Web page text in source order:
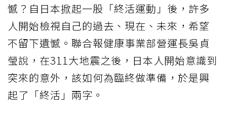
憾？自日本掀起一股「終活運動」後，許多
人開始檢視自己的過去、現在、未來，希望
不留下遺憾。聯合報健康事業部營運長吳貞
瑩說，在311大地震之後，日本人開始意識到
突來的意外，該如何為臨終做準備，於是興
起了「終活」兩字。